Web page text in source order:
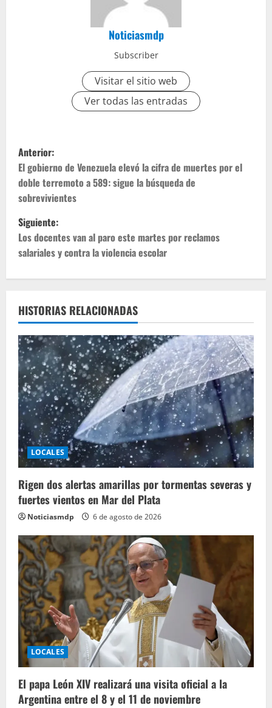
Noticiasmdp
Subscriber
Visitar el sitio web
Ver todas las entradas
Anterior:
El gobierno de Venezuela elevó la cifra de muertes por el
doble terremoto a 589: sigue la búsqueda de
sobrevivientes
Siguiente:
Los docentes van al paro este martes por reclamos
salariales y contra la violencia escolar
HISTORIAS RELACIONADAS
LOCALES
Rigen dos alertas amarillas por tormentas severas y
fuertes vientos en Mar del Plata
Noticiasmdp 6 de agosto de 2026
LOCALES
El papa León XIV realizará una visita oficial a la
Argentina entre el 8 y el 11 de noviembre